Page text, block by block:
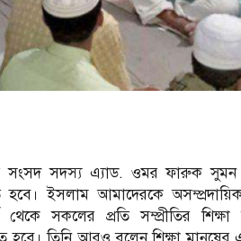
সংসদ সদস্য এ্যাড. ওমর ফারুক সুমন
ইসলাম আমাদেরকে
থেকে সকলের প্রতি সম্প্রীতির